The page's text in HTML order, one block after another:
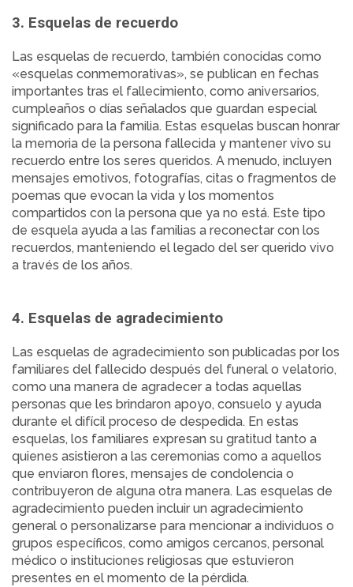
3. Esquelas de recuerdo
Las esquelas de recuerdo, también conocidas como
«esquelas conmemorativas», se publican en fechas
importantes tras el fallecimiento, como aniversarios,
cumpleaños o días señalados que guardan especial
significado para la familia. Estas esquelas buscan honrar
la memoria de la persona fallecida y mantener vivo su
recuerdo entre los seres queridos. A menudo, incluyen
mensajes emotivos, fotografías, citas o fragmentos de
poemas que evocan la vida y los momentos
compartidos con la persona que ya no está. Este tipo
de esquela ayuda a las familias a reconectar con los
recuerdos, manteniendo el legado del ser querido vivo
a través de los años.
4. Esquelas de agradecimiento
Las esquelas de agradecimiento son publicadas por los
familiares del fallecido después del funeral o velatorio,
como una manera de agradecer a todas aquellas
personas que les brindaron apoyo, consuelo y ayuda
durante el difícil proceso de despedida. En estas
esquelas, los familiares expresan su gratitud tanto a
quienes asistieron a las ceremonias como a aquellos
que enviaron flores, mensajes de condolencia o
contribuyeron de alguna otra manera. Las esquelas de
agradecimiento pueden incluir un agradecimiento
general o personalizarse para mencionar a individuos o
grupos específicos, como amigos cercanos, personal
médico o instituciones religiosas que estuvieron
presentes en el momento de la pérdida.